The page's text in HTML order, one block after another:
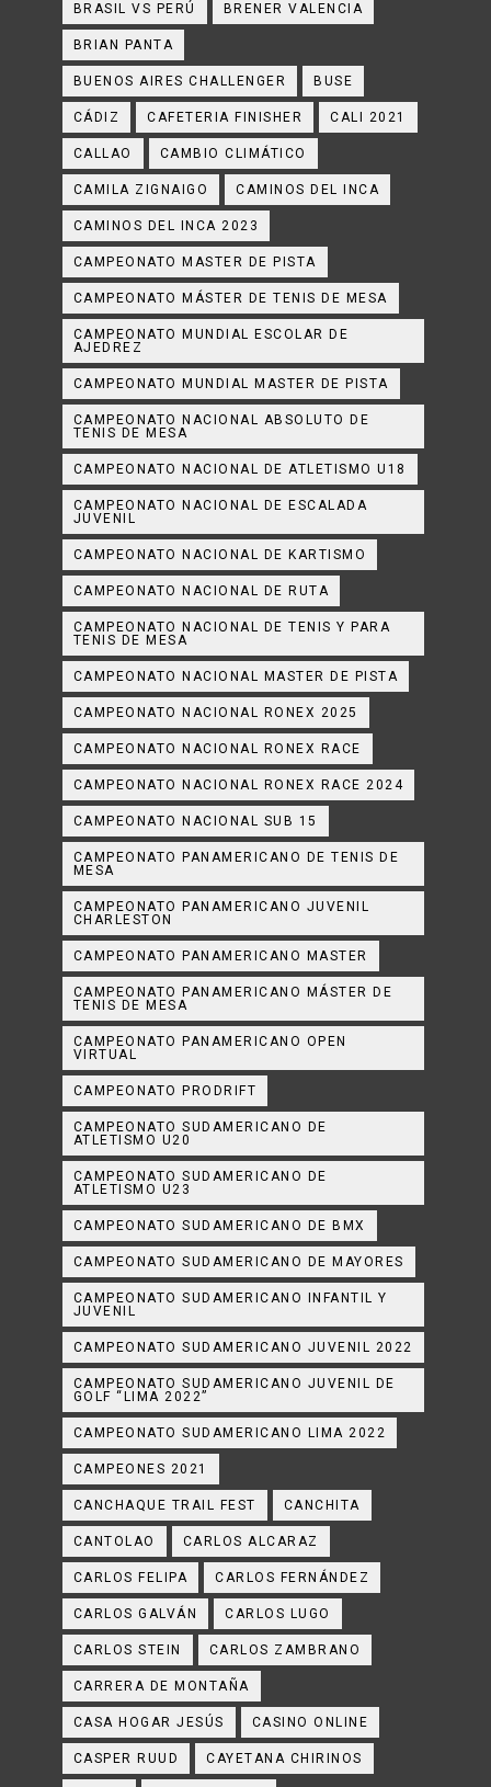
BRASIL VS PERÚ BRENER VALENCIA
BRIAN PANTA
BUENOS AIRES CHALLENGER BUSE
CÁDIZ CAFETERIA FINISHER CALI 2021
CALLAO CAMBIO CLIMÁTICO
CAMILA ZIGNAIGO CAMINOS DEL INCA
CAMINOS DEL INCA 2023
CAMPEONATO MASTER DE PISTA
CAMPEONATO MÁSTER DE TENIS DE MESA
CAMPEONATO MUNDIAL ESCOLAR DE
AJEDREZ
CAMPEONATO MUNDIAL MASTER DE PISTA
CAMPEONATO NACIONAL ABSOLUTO DE
TENIS DE MESA
CAMPEONATO NACIONAL DE ATLETISMO U18
CAMPEONATO NACIONAL DE ESCALADA
JUVENIL
CAMPEONATO NACIONAL DE KARTISMO
CAMPEONATO NACIONAL DE RUTA
CAMPEONATO NACIONAL DE TENIS Y PARA
TENIS DE MESA
CAMPEONATO NACIONAL MASTER DE PISTA
CAMPEONATO NACIONAL RONEX 2025
CAMPEONATO NACIONAL RONEX RACE
CAMPEONATO NACIONAL RONEX RACE 2024
CAMPEONATO NACIONAL SUB 15
CAMPEONATO PANAMERICANO DE TENIS DE
MESA
CAMPEONATO PANAMERICANO JUVENIL
CHARLESTON
CAMPEONATO PANAMERICANO MASTER
CAMPEONATO PANAMERICANO MÁSTER DE
TENIS DE MESA
CAMPEONATO PANAMERICANO OPEN
VIRTUAL
CAMPEONATO PRODRIFT
CAMPEONATO SUDAMERICANO DE
ATLETISMO U20
CAMPEONATO SUDAMERICANO DE
ATLETISMO U23
CAMPEONATO SUDAMERICANO DE BMX
CAMPEONATO SUDAMERICANO DE MAYORES
CAMPEONATO SUDAMERICANO INFANTIL Y
JUVENIL
CAMPEONATO SUDAMERICANO JUVENIL 2022
CAMPEONATO SUDAMERICANO JUVENIL DE
GOLF “LIMA 2022”
CAMPEONATO SUDAMERICANO LIMA 2022
CAMPEONES 2021
CANCHAQUE TRAIL FEST CANCHITA
CANTOLAO CARLOS ALCARAZ
CARLOS FELIPA CARLOS FERNÁNDEZ
CARLOS GALVÁN CARLOS LUGO
CARLOS STEIN CARLOS ZAMBRANO
CARRERA DE MONTAÑA
CASA HOGAR JESÚS CASINO ONLINE
CASPER RUUD CAYETANA CHIRINOS